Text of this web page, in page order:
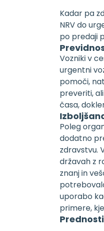
Kadar pa
NRV do
po predaji
Vozniki v
urgentni
pomoči,
preveriti,
časa,
Poleg
dodatno
zdravstvu.
državah z
znanj in
uporabo
primere,